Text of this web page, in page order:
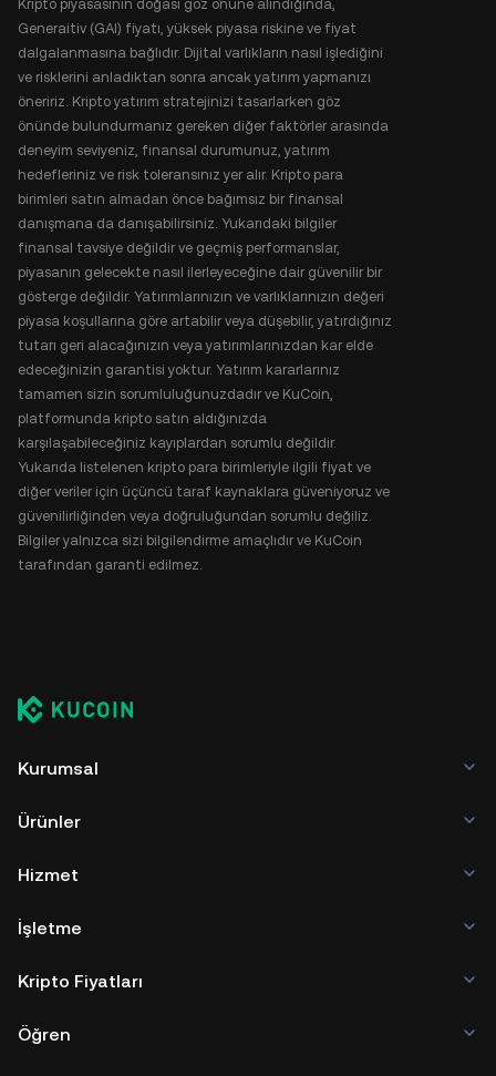
Kripto piyasasının doğası göz önüne alındığında,
Generaitiv (GAI) fiyatı, yüksek piyasa riskine ve fiyat
dalgalanmasına bağlıdır. Dijital varlıkların nasıl işlediğini
ve risklerini anladıktan sonra ancak yatırım yapmanızı
öneririz. Kripto yatırım stratejinizi tasarlarken göz
önünde bulundurmanız gereken diğer faktörler arasında
deneyim seviyeniz, finansal durumunuz, yatırım
hedefleriniz ve risk toleransınız yer alır. Kripto para
birimleri satın almadan önce bağımsız bir finansal
danışmana da danışabilirsiniz. Yukarıdaki bilgiler
finansal tavsiye değildir ve geçmiş performanslar,
piyasanın gelecekte nasıl ilerleyeceğine dair güvenilir bir
gösterge değildir. Yatırımlarınızın ve varlıklarınızın değeri
piyasa koşullarına göre artabilir veya düşebilir, yatırdığınız
tutarı geri alacağınızın veya yatırımlarınızdan kar elde
edeceğinizin garantisi yoktur. Yatırım kararlarınız
tamamen sizin sorumluluğunuzdadır ve KuCoin,
platformunda kripto satın aldığınızda
karşılaşabileceğiniz kayıplardan sorumlu değildir.
Yukarıda listelenen kripto para birimleriyle ilgili fiyat ve
diğer veriler için üçüncü taraf kaynaklara güveniyoruz ve
güvenilirliğinden veya doğruluğundan sorumlu değiliz.
Bilgiler yalnızca sizi bilgilendirme amaçlıdır ve KuCoin
tarafından garanti edilmez.
Kurumsal
Ürünler
Hizmet
İşletme
Kripto Fiyatları
Öğren